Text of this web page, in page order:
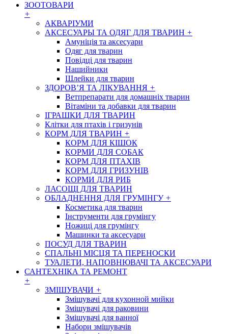
ЗООТОВАРИ
+
АКВАРІУМИ
АКСЕСУАРЫ ТА ОДЯГ ДЛЯ ТВАРИН +
Амуніція та аксесуари
Одяг для тварин
Повідці для тварин
Нашийники
Шлейки для тварин
ЗДОРОВ’Я ТА ЛІКУВАННЯ +
Ветпрепарати для домашніх тварин
Вітаміни та добавки для тварин
ІГРАШКИ ДЛЯ ТВАРИН
Клітки для птахів і гризунів
КОРМ ДЛЯ ТВАРИН +
КОРМ ДЛЯ КІШОК
КОРМИ ДЛЯ СОБАК
КОРМ ДЛЯ ПТАХІВ
КОРМ ДЛЯ ГРИЗУНІВ
КОРМИ ДЛЯ РИБ
ЛАСОЩІ ДЛЯ ТВАРИН
ОБЛАДНЕННЯ ДЛЯ ГРУМІНГУ +
Косметика для тварин
Інструменти для грумінгу
Ножиці для грумінгу
Машинки та аксесуари
ПОСУД ДЛЯ ТВАРИН
СПАЛЬНІ МІСЦЯ ТА ПЕРЕНОСКИ
ТУАЛЕТИ, НАПОВНЮВАЧІ ТА АКСЕСУАРИ
САНТЕХНІКА ТА РЕМОНТ
+
ЗМІШУВАЧИ +
Змішувачі для кухонной мийки
Змішувачі для раковини
Змішувачі для ванної
Набори змішувачів